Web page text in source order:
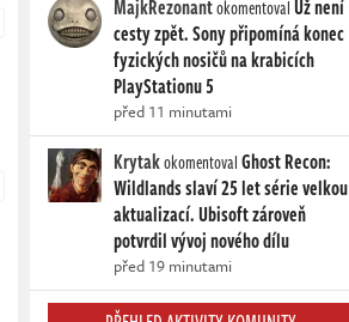
MajkRezonantokomentovalUž není
cesty zpět. Sony připomíná konec
fyzických nosičů na krabicích
PlayStationu 5
před 11 minutami
KrytakokomentovalGhost Recon:
Wildlands slaví 25 let série velkou
aktualizací. Ubisoft zároveň
potvrdil vývoj nového dílu
před 19 minutami